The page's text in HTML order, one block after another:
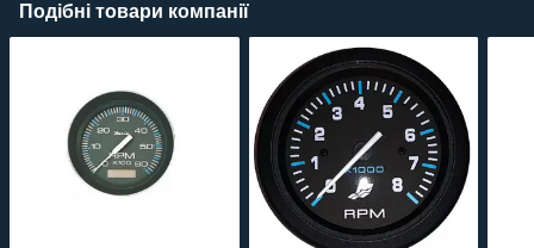
Подібні товари компанії